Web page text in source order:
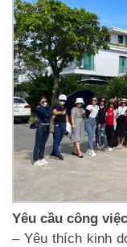
Yêu cầu công việc
– Yêu thích kinh